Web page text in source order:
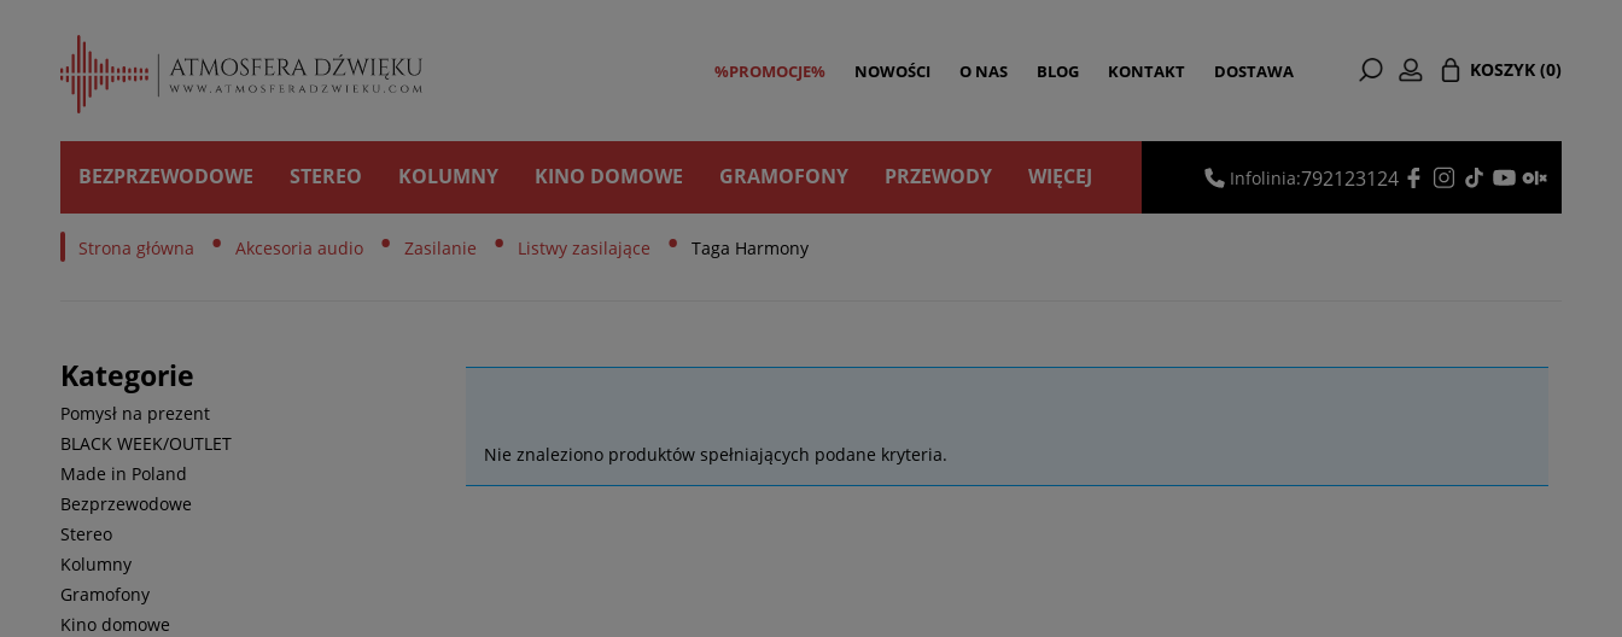
KOSZYK (0)
%PROMOCJE% NOWOŚCI O NAS BLOG KONTAKT DOSTAWA
BEZPRZEWODOWE STEREO KOLUMNY KINO DOMOWE GRAMOFONY PRZEWODY WIĘCEJ Infolinia:792123124
Strona główna • Akcesoria audio • Zasilanie • Listwy zasilające • Taga Harmony
Kategorie
Pomysł na prezent
BLACK WEEK/OUTLET
Made in Poland
Bezprzewodowe
Stereo
Kolumny
Gramofony
Kino domowe
Taga Harmony
Nie znaleziono produktów spełniających podane kryteria.